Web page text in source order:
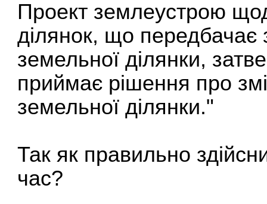
Проект землеустрою
ділянок, що передбачає
земельної ділянки,
приймає рішення про
земельної ділянки."
Так як правильно
час?